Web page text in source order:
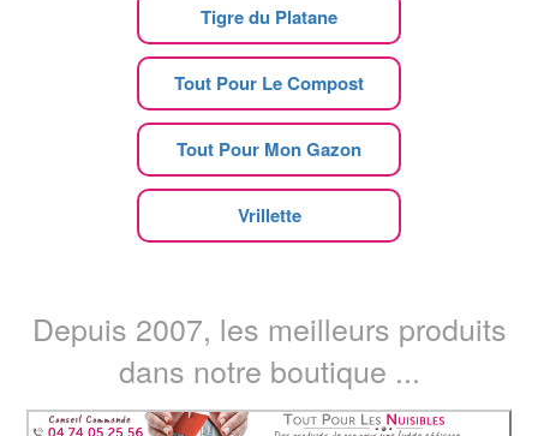
Tigre du Platane
Tout Pour Le Compost
Tout Pour Mon Gazon
Vrillette
Depuis 2007, les meilleurs produits
dans notre boutique ...